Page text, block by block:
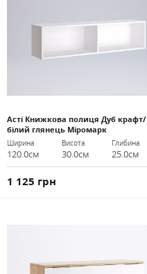
Асті Книжкова полиця Дуб крафт/
білий глянець Міромарк
Ширина
120.0см
Висота
30.0см
Глибина
25.0см
1 125 грн